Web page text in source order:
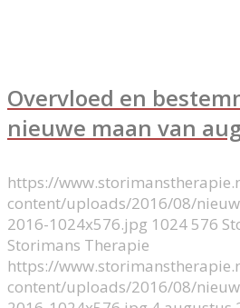
Overvloed en
nieuwe maan van
https://
content/uploads/2016/08/
2016-1024x576.jpg 1024 576
Storimans Therapie
https://
content/uploads/2016/08/